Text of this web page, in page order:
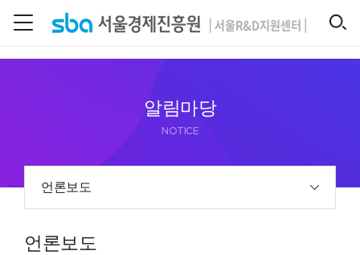
알림마당
NOTICE
언론보도
언론보도